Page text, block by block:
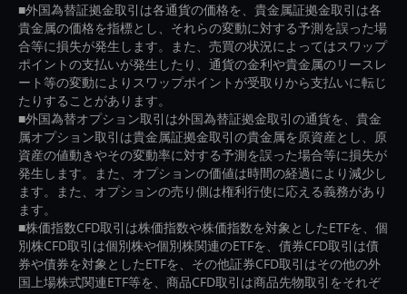
■外国為替証拠金取引は各通貨の価格を、貴金属証拠金取引は各
貴金属の価格を指標とし、それらの変動に対する予測を誤った場
合等に損失が発生します。また、売買の状況によってはスワップ
ポイントの支払いが発生したり、通貨の金利や貴金属のリースレ
ート等の変動によりスワップポイントが受取りから支払いに転じ
たりすることがあります。
■外国為替オプション取引は外国為替証拠金取引の通貨を、貴金
属オプション取引は貴金属証拠金取引の貴金属を原資産とし、原
資産の値動きやその変動率に対する予測を誤った場合等に損失が
発生します。また、オプションの価値は時間の経過により減少し
ます。また、オプションの売り側は権利行使に応える義務があり
ます。
■株価指数CFD取引は株価指数や株価指数を対象としたETFを、個
別株CFD取引は個別株や個別株関連のETFを、債券CFD取引は債
券や債券を対象としたETFを、その他証券CFD取引はその他の外
国上場株式関連ETF等を、商品CFD取引は商品先物取引をそれぞ